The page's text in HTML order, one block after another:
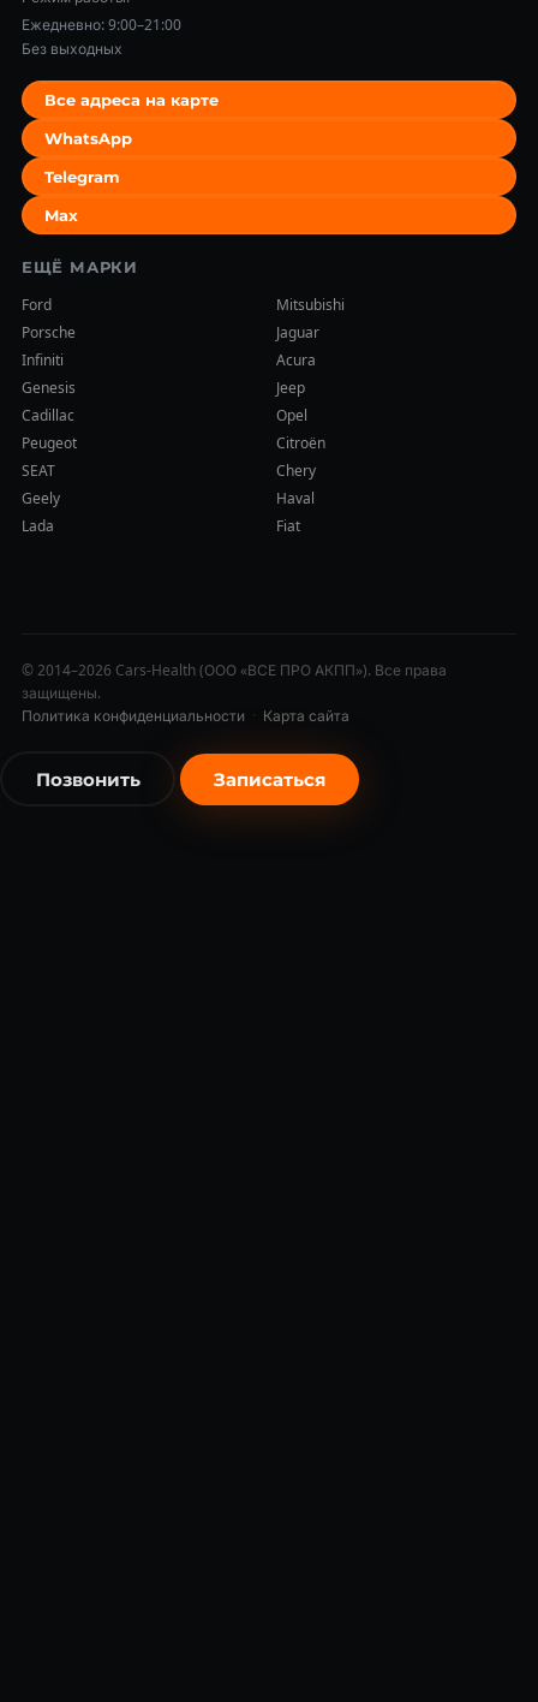
Ежедневно: 9:00–21:00
Без выходных
Все адреса на карте
WhatsApp
Telegram
Max
ЕЩЁ МАРКИ
Ford
Mitsubishi
Porsche
Jaguar
Infiniti
Acura
Genesis
Jeep
Cadillac
Opel
Peugeot
Citroën
SEAT
Chery
Geely
Haval
Lada
Fiat
© 2014–2026 Cars-Health (ООО «ВСЕ ПРО АКПП»). Все права
защищены.
Политика конфиденциальности · Карта сайта
Позвонить Записаться